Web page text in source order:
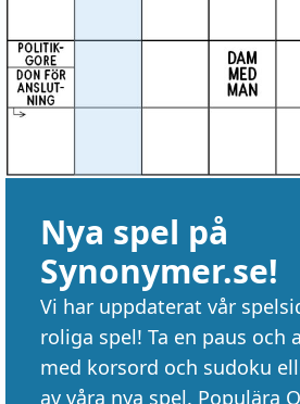
Nya spel på
Synonymer.se!
Vi har uppdaterat vår
roliga spel! Ta en paus och
med korsord och sudoku
av våra nya spel. Populära